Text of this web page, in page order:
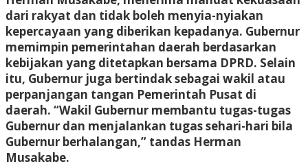
dari rakyat dan tidak boleh menyia-nyiakan
kepercayaan yang diberikan kepadanya. Gubernur
memimpin pemerintahan daerah berdasarkan
kebijakan yang ditetapkan bersama DPRD. Selain
itu, Gubernur juga bertindak sebagai wakil atau
perpanjangan tangan Pemerintah Pusat di
daerah. “Wakil Gubernur membantu tugas-tugas
Gubernur dan menjalankan tugas sehari-hari bila
Gubernur berhalangan,” tandas Herman
Musakabe.